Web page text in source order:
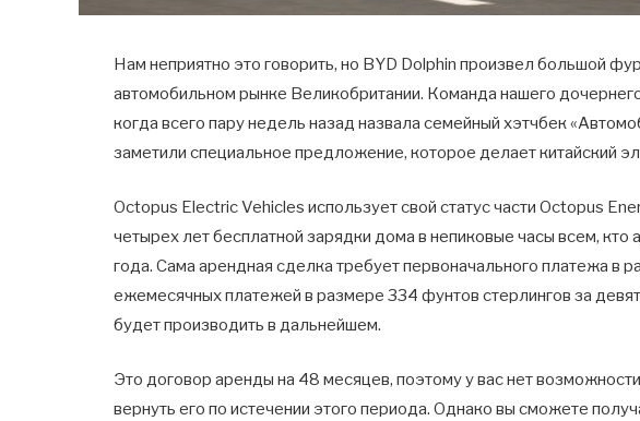
Нам неприятно это говорить, но BYD Dolphin произвел большой
автомобильном рынке Великобритании. Команда нашего
когда всего пару недель назад назвала семейный хэтчбек
заметили специальное предложение, которое делает китайский
Octopus Electric Vehicles использует свой статус части Octopus
четырех лет бесплатной зарядки дома в непиковые часы всем,
года. Сама арендная сделка требует первоначального платежа в
ежемесячных платежей в размере 334 фунтов стерлингов за
будет производить в дальнейшем.
Это договор аренды на 48 месяцев, поэтому у вас нет
вернуть его по истечении этого периода. Однако вы сможете